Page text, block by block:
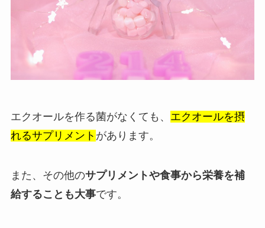
エクオールを作る菌がなくても、 エクオールを摂
れるサプリメント があります。
また、その他のサプリメントや食事から栄養を補
給することも大事です。